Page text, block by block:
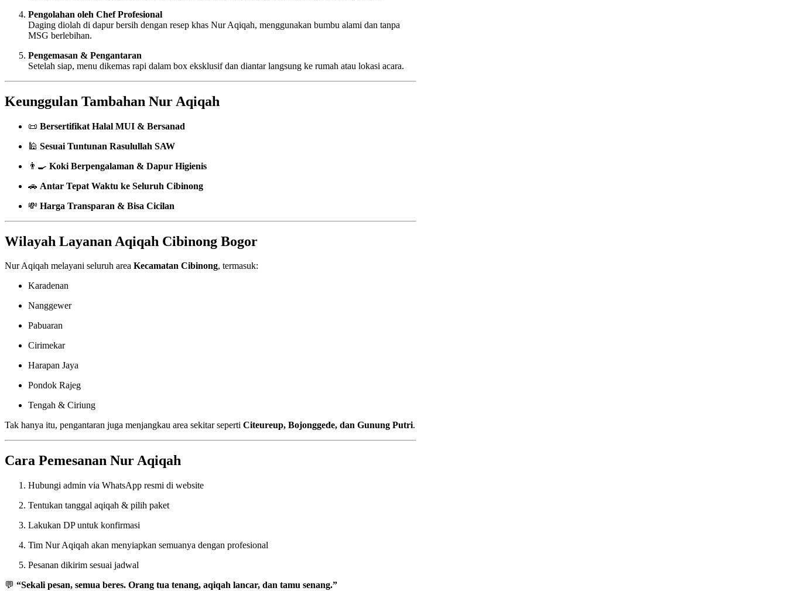
Pengolahan oleh Chef Profesional
Daging diolah di dapur bersih dengan resep khas Nur Aqiqah, menggunakan bumbu alami dan tanpa
MSG berlebihan.
Pengemasan & Pengantaran
Setelah siap, menu dikemas rapi dalam box eksklusif dan diantar langsung ke rumah atau lokasi acara.
Keunggulan Tambahan Nur Aqiqah
📜 Bersertifikat Halal MUI & Bersanad
🕌 Sesuai Tuntunan Rasulullah SAW
👨‍🍳 Koki Berpengalaman & Dapur Higienis
🚗 Antar Tepat Waktu ke Seluruh Cibinong
💸 Harga Transparan & Bisa Cicilan
Wilayah Layanan Aqiqah Cibinong Bogor
Nur Aqiqah melayani seluruh area Kecamatan Cibinong, termasuk:
Karadenan
Nanggewer
Pabuaran
Cirimekar
Harapan Jaya
Pondok Rajeg
Tengah & Ciriung
Tak hanya itu, pengantaran juga menjangkau area sekitar seperti Citeureup, Bojonggede, dan Gunung Putri.
Cara Pemesanan Nur Aqiqah
Hubungi admin via WhatsApp resmi di website
Tentukan tanggal aqiqah & pilih paket
Lakukan DP untuk konfirmasi
Tim Nur Aqiqah akan menyiapkan semuanya dengan profesional
Pesanan dikirim sesuai jadwal
💬 “Sekali pesan, semua beres. Orang tua tenang, aqiqah lancar, dan tamu senang.”